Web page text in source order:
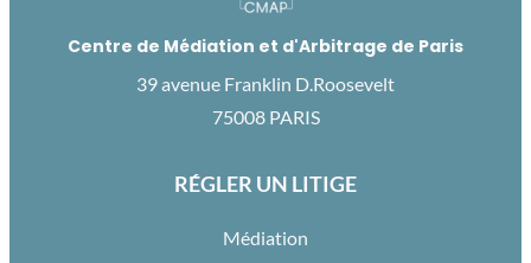
Centre de Médiation et d'Arbitrage de Paris
39 avenue Franklin D.Roosevelt
75008 PARIS
RÉGLER UN LITIGE
Médiation